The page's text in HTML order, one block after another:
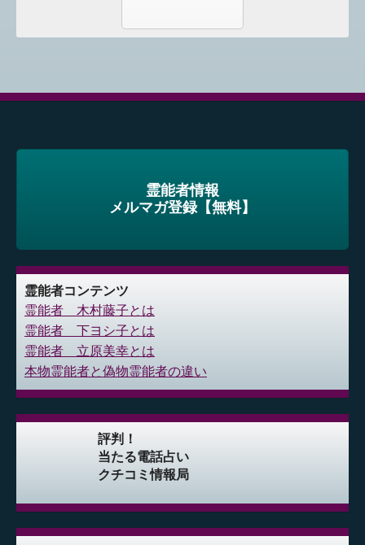
霊能者情報
メルマガ登録【無料】
霊能者コンテンツ
霊能者 木村藤子とは
霊能者 下ヨシ子とは
霊能者 立原美幸とは
本物霊能者と偽物霊能者の違い
評判！
当たる電話占い
クチコミ情報局